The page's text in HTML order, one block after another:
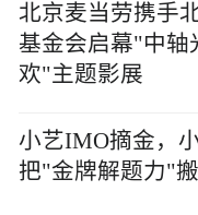
北京麦当劳携手
基金会启幕"中轴
欢"主题影展
小艺IMO摘金，
把"金牌解题力"